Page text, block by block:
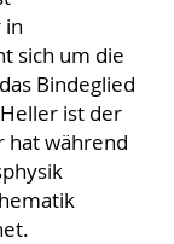
in
sich um die
Bindeglied
ist der
hat während